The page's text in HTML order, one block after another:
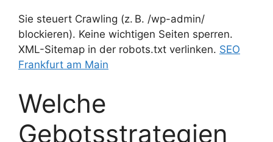
Sie steuert Crawling (z. B. /wp-admin/
blockieren). Keine wichtigen Seiten sperren.
XML-Sitemap in der robots.txt verlinken. SEO
Frankfurt am Main
Welche
Gebotsstrategien